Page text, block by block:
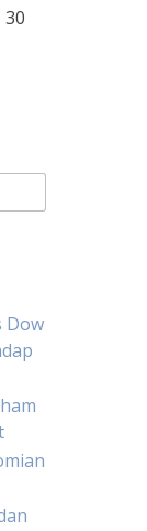
30
Dow